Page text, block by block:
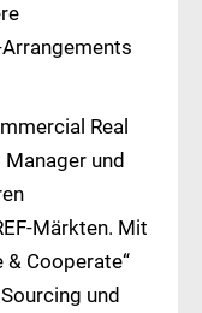
Real
und
Märkten. Mit
& Cooperate“
und